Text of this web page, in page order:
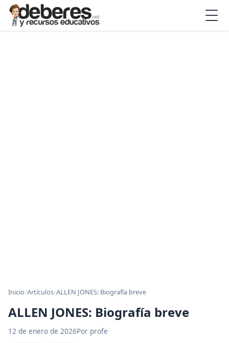
Inicio/Artículos/ALLEN JONES: Biografía breve
ALLEN JONES: Biografía breve
12 de enero de 2026Por profe